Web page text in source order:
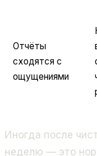
Отчёты
сходятся с
ощущениями
Иногда после
неделю — это